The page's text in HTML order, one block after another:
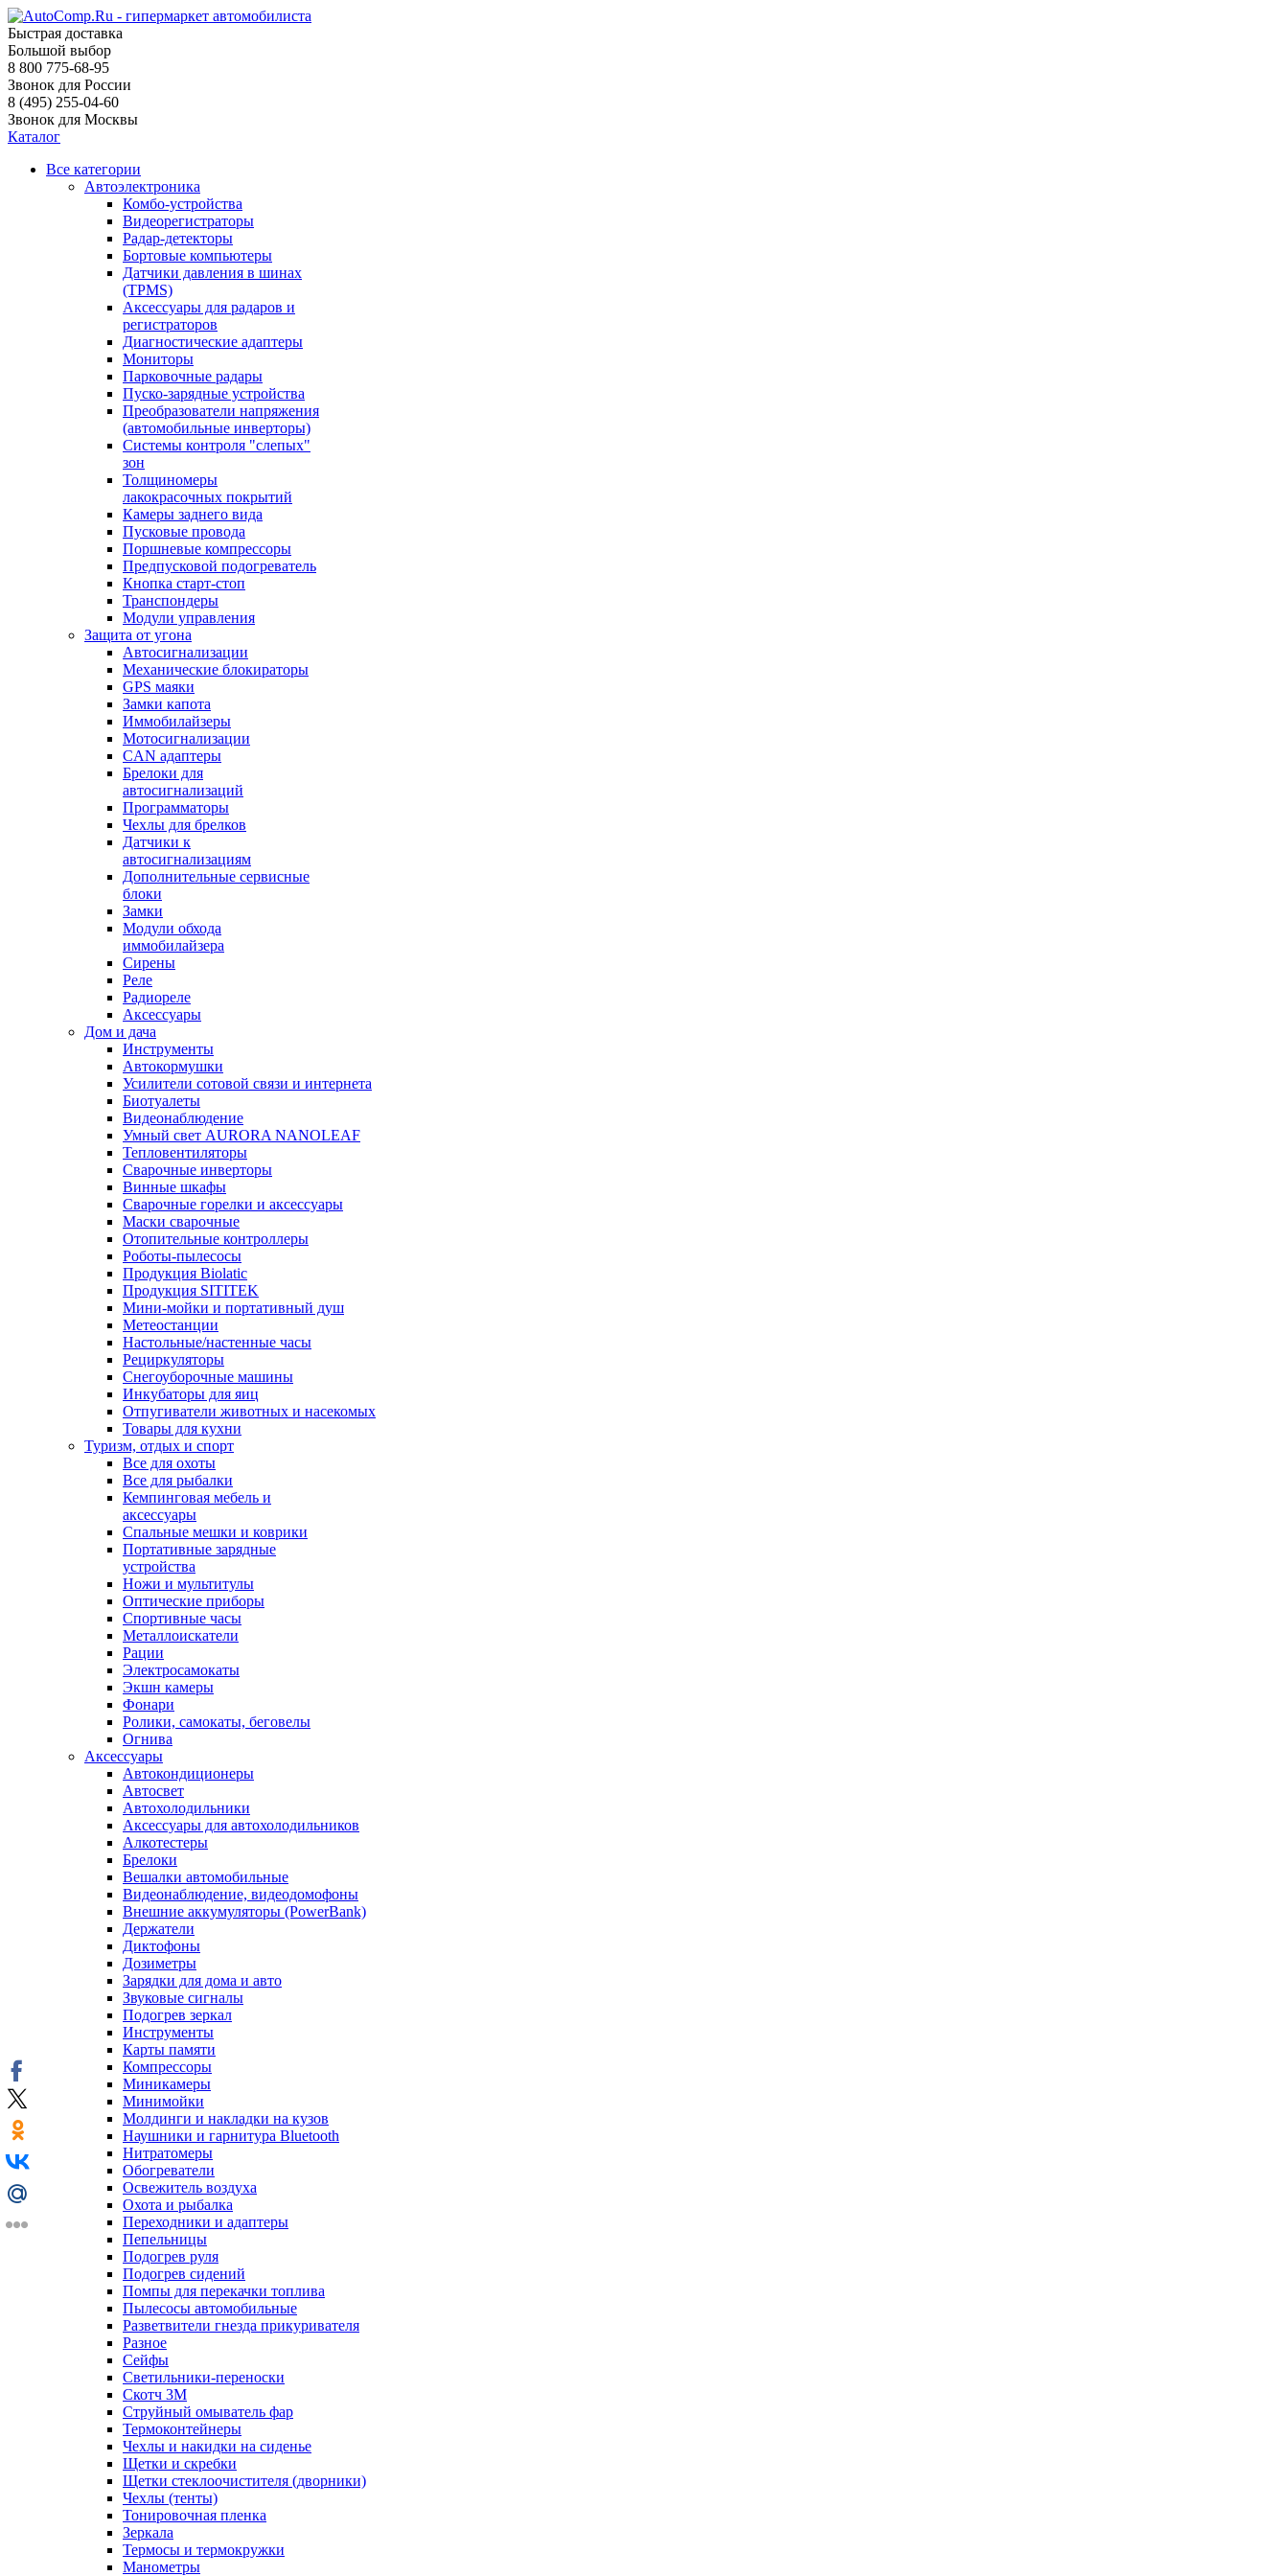
Быстрая доставка
Большой выбор
8 800 775-68-95
Звонок для России
8 (495) 255-04-60
Звонок для Москвы
Каталог
Все категории
Автоэлектроника
Комбо-устройства
Видеорегистраторы
Радар-детекторы
Бортовые компьютеры
Датчики давления в шинах
(TPMS)
Аксессуары для радаров и
регистраторов
Диагностические адаптеры
Мониторы
Парковочные радары
Пуско-зарядные устройства
Преобразователи напряжения
(автомобильные инверторы)
Системы контроля "слепых"
зон
Толщиномеры
лакокрасочных покрытий
Камеры заднего вида
Пусковые провода
Поршневые компрессоры
Предпусковой подогреватель
Кнопка старт-стоп
Транспондеры
Модули управления
Защита от угона
Автосигнализации
Механические блoкираторы
GPS маяки
Замки капота
Иммобилайзеры
Мотосигнализации
CAN адаптеры
Брелоки для
автосигнализаций
Программаторы
Чехлы для брелков
Датчики к
автосигнализациям
Дополнительные сервисные
блоки
Замки
Модули обхода
иммобилайзера
Сирены
Реле
Радиореле
Аксессуары
Дом и дача
Инструменты
Автокормушки
Усилители сотовой связи и интернета
Биотуалеты
Видеонаблюдение
Умный свет AURORA NANOLEAF
Тепловентиляторы
Сварочные инверторы
Винные шкафы
Сварочные горелки и аксессуары
Маски сварочные
Отопительные контроллеры
Роботы-пылесосы
Продукция Biolatic
Продукция SITITEK
Мини-мойки и портативный душ
Метеостанции
Настольные/настенные часы
Рециркуляторы
Снегоуборочные машины
Инкубаторы для яиц
Отпугиватели животных и насекомых
Товары для кухни
Туризм, отдых и спорт
Все для охоты
Все для рыбалки
Кемпинговая мебель и
аксессуары
Спальные мешки и коврики
Портативные зарядные
устройства
Ножи и мультитулы
Оптические приборы
Спортивные часы
Металлоискатели
Рации
Электросамокаты
Экшн камеры
Фонари
Ролики, самокаты, беговелы
Огнива
Аксессуары
Автокондиционеры
Aвтосвет
Автохолодильники
Аксессуары для автохолодильников
Алкотестеры
Брелоки
Вешалки автомобильные
Видеонаблюдение, видеодомофоны
Внешние аккумуляторы (PowerBank)
Держатели
Диктофоны
Дозиметры
Зарядки для дома и авто
Звуковые сигналы
Подогрев зеркал
Инструменты
Карты памяти
Компрессоры
Миникамеры
Минимойки
Молдинги и накладки на кузов
Наушники и гарнитура Bluetooth
Нитратомеры
Обогреватели
Освежитель воздуха
Охота и рыбалка
Переходники и адаптеры
Пепельницы
Подогрев руля
Подогрев сидений
Помпы для перекачки топлива
Пылесосы автомобильные
Разветвители гнезда прикуривателя
Разное
Сейфы
Светильники-переноски
Скотч 3М
Струйный омыватель фар
Термоконтейнеры
Чехлы и накидки на сиденье
Щетки и скребки
Щетки стеклоочистителя (дворники)
Чехлы (тенты)
Тонировочная пленка
Зеркалa
Термосы и термокружки
Манометры